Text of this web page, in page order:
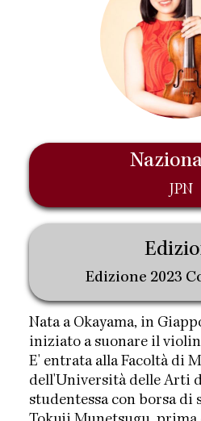
Nata a Okayama, in
iniziato a suonare il
E' entrata alla Facoltà di
dell'Università delle Arti
studentessa con borsa di
JPN
Edizione 2023